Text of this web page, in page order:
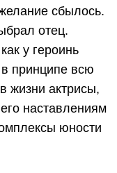
сбылось.
отец.
у героинь
в принципе всю
жизни актрисы,
наставлениям
юности